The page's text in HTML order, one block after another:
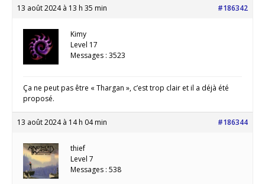
13 août 2024 à 13 h 35 min #186342
Kimy
Level 17
Messages : 3523
Ça ne peut pas être « Thargan », c’est trop clair et il a déjà été
proposé.
13 août 2024 à 14 h 04 min #186344
thief
Level 7
Messages : 538